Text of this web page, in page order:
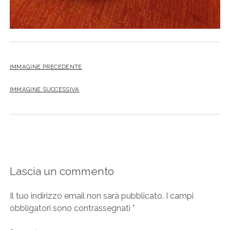
IMMAGINE PRECEDENTE
IMMAGINE SUCCESSIVA
Lascia un commento
Il tuo indirizzo email non sarà pubblicato.
I campi
obbligatori sono contrassegnati *